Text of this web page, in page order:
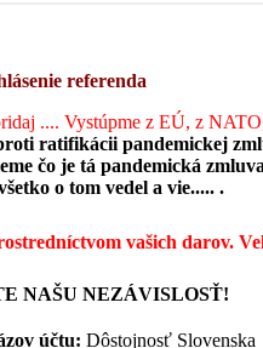
referenda
.... Vystúpme z EÚ, z
ratifikácii pandemickej
čo je tá pandemická
o tom vedel a vie..... .
vašich darov.
NAŠU NEZÁVISLOSŤ!
účtu: Dôstojnosť Slovenska